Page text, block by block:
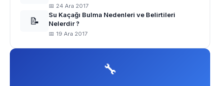
📅 24 Ara 2017
📝
Su Kaçağı Bulma Nedenleri ve Belirtileri
Nelerdir ?
📅 19 Ara 2017
🔧